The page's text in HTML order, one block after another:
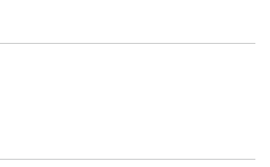
Seite
Link öffnet eine externe Web-
der externen Web-Seite ist deren